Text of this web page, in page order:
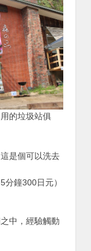
的垃圾站俱
是個可以洗去
鐘300日元）
中，經驗觸動